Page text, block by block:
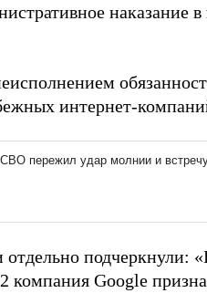
наказание
интернет-
подчеркнули:
компания Google